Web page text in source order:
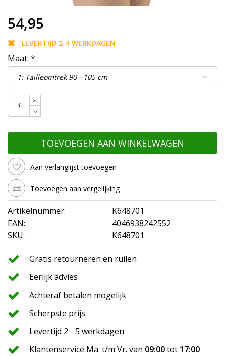
54,95
LEVERTIJD 2-4 WERKDAGEN
Maat: *
TOEVOEGEN AAN WINKELWAGEN
Aan verlanglijst toevoegen
Toevoegen aan vergelijking
Artikelnummer:
K648701
EAN:
4046938242552
SKU:
K648701
Gratis retourneren en ruilen
Eerlijk advies
Achteraf betalen mogelijk
Scherpste prijs
Levertijd 2 - 5 werkdagen
Klantenservice Ma. t/m Vr. van 09:00tot 17:00